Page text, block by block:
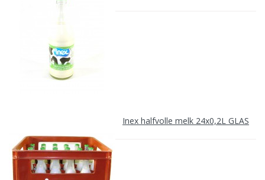
Inex halfvolle melk 24x0,2L GLAS